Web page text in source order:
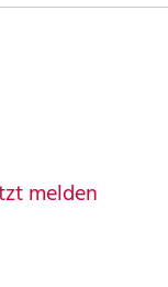
melden